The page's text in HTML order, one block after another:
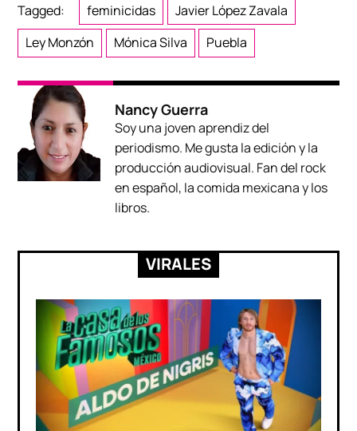
Tagged: feminicidas
Javier López Zavala
Ley Monzón
Mónica Silva Puebla
Nancy Guerra
Soy una joven aprendiz del
periodismo. Me gusta la edición y la
producción audiovisual. Fan del rock
en español, la comida mexicana y los
libros.
VIRALES